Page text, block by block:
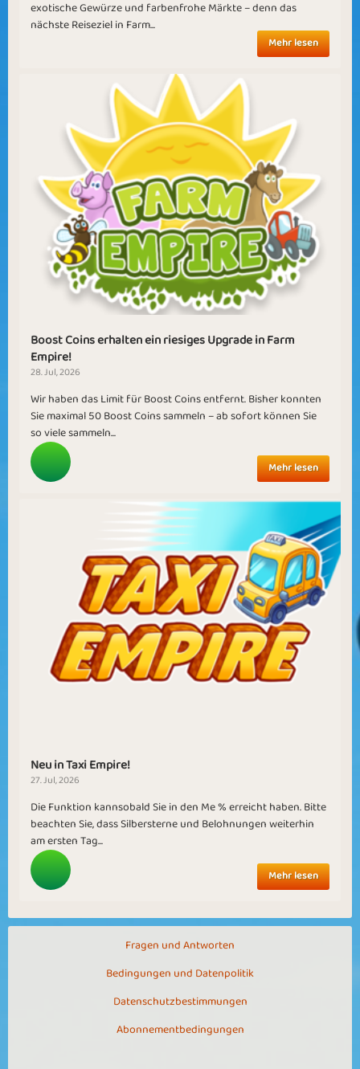
exotische Gewürze und farbenfrohe Märkte – denn das
nächste Reiseziel in Farm...
Mehr lesen
Boost Coins erhalten ein riesiges Upgrade in Farm
Empire!
28. Jul, 2026
Wir haben das Limit für Boost Coins entfernt. Bisher konnten
Sie maximal 50 Boost Coins sammeln – ab sofort können Sie
so viele sammeln...
Mehr lesen
Neu in Taxi Empire!
27. Jul, 2026
Die Funktion kannsobald Sie in den Me % erreicht haben. Bitte
beachten Sie, dass Silbersterne und Belohnungen weiterhin
am ersten Tag...
Mehr lesen
Fragen und Antworten
Bedingungen und Datenpolitik
Datenschutzbestimmungen
Abonnementbedingungen